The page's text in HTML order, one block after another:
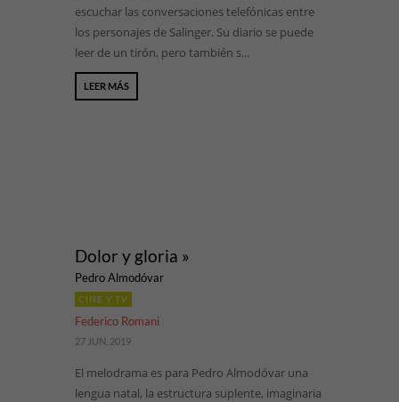
escuchar las conversaciones telefónicas entre
los personajes de Salinger. Su diario se puede
leer de un tirón, pero también s...
LEER MÁS
Dolor y gloria »
Pedro Almodóvar
CINE Y TV
Federico Romani
27 JUN, 2019
El melodrama es para Pedro Almodóvar una
lengua natal, la estructura suplente, imaginaria